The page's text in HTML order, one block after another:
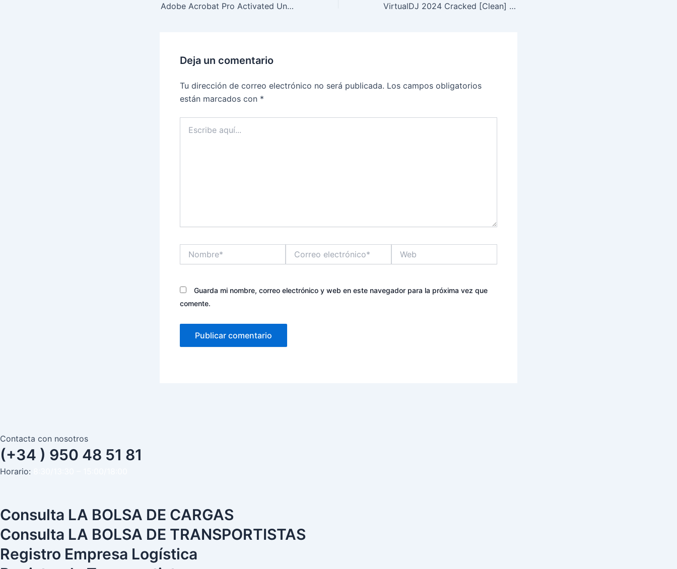
Adobe Acrobat Pro Activated Universal (x32x64) no Virus 2026 VirtualDJ 2024 Cracked [Clean] (x86x64) [Latest] Unlimited
Deja un comentario
Tu dirección de correo electrónico no será publicada. Los campos obligatorios
están marcados con *
aquí...
electrónico*
Guarda mi nombre, correo electrónico y web en este navegador para la próxima vez que
comente.
Contacta con nosotros
(+34 ) 950 48 51 81
Horario:
Consulta LA BOLSA DE CARGAS
Consulta LA BOLSA DE TRANSPORTISTAS
Registro Empresa Logística